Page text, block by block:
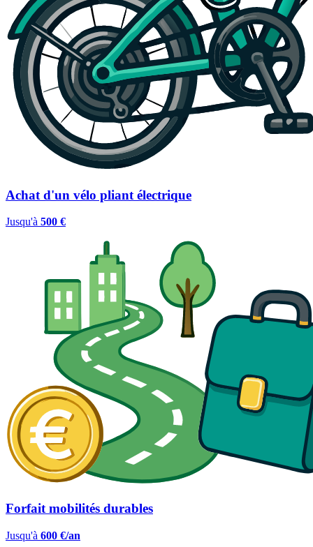
Achat d'un vélo pliant électrique
Jusqu'à 500 €
Forfait mobilités durables
Jusqu'à 600 €/an